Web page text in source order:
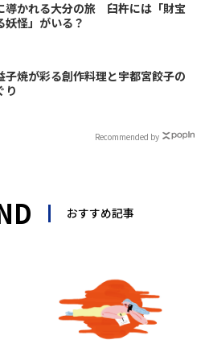
導かれる大分の旅 臼杵には「財宝
妖怪」がいる？
子焼が彩る創作料理と宇都宮餃子の
り
Recommended by
おすすめ記事